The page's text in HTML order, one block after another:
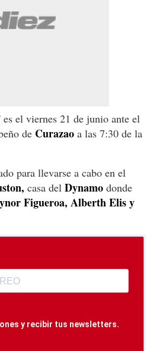
el viernes 21 de junio ante el
de Curazao a las 7:30 de la
para llevarse a cabo en el
casa del Dynamo donde
Figueroa, Alberth Elis y
y recibir tus newsletters.